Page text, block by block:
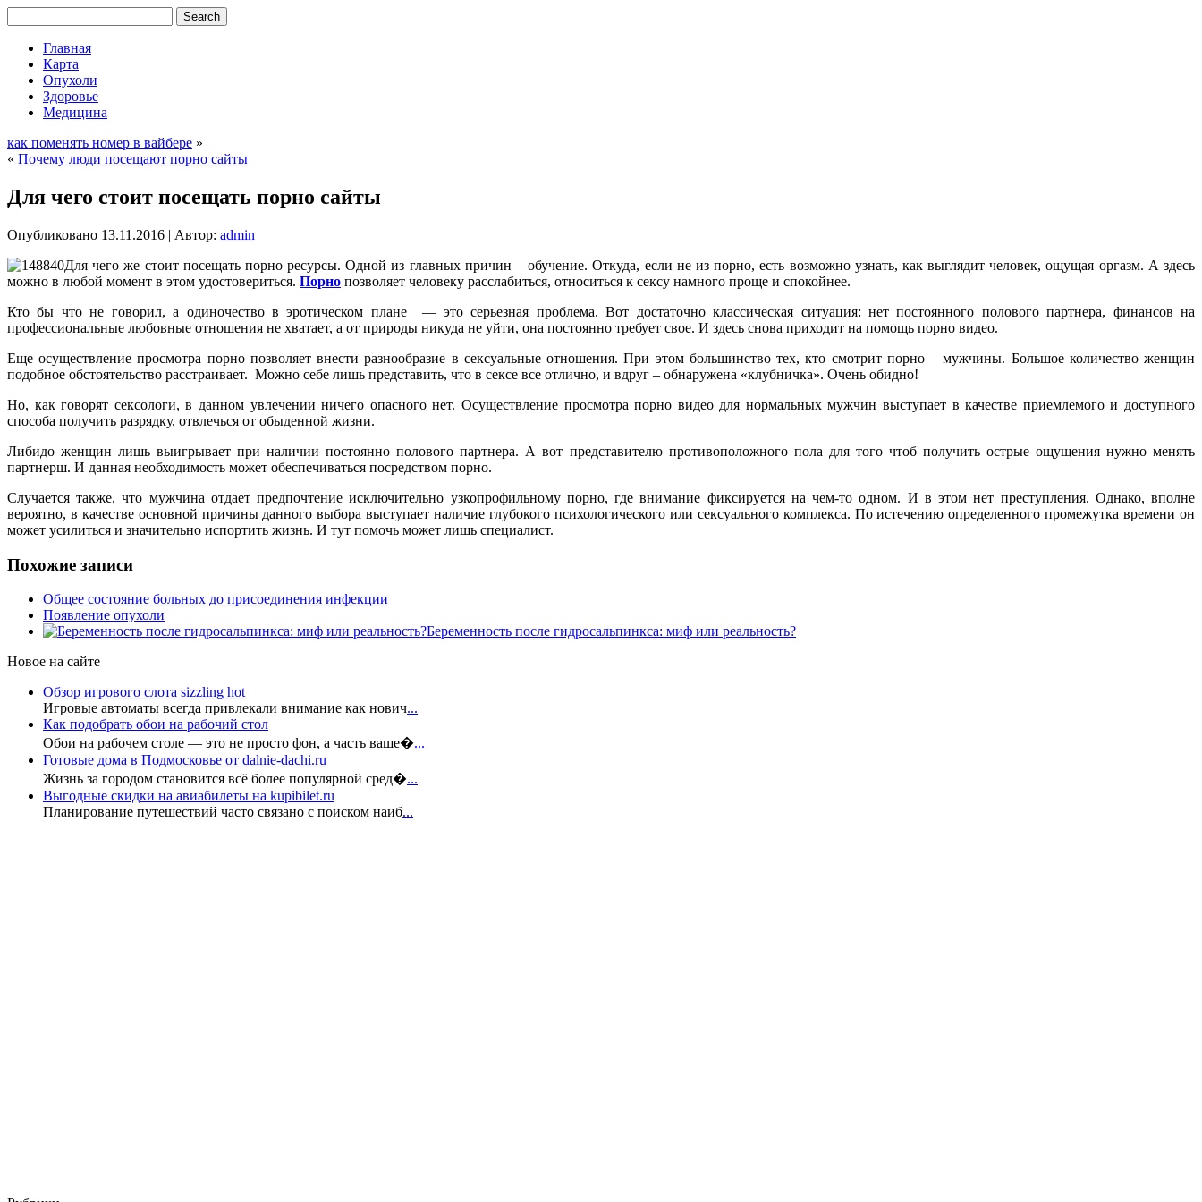
Главная
Карта
Опухоли
Здоровье
Медицина
как поменять номер в вайбере »
« Почему люди посещают порно сайты
Для чего стоит посещать порно сайты
Опубликовано 13.11.2016 | Автор: admin
Для чего же стоит посещать порно ресурсы. Одной из главных причин – обучение. Откуда, если не из порно, есть возможно узнать, как выглядит человек, ощущая оргазм. А здесь
можно в любой момент в этом удостовериться. Порно позволяет человеку расслабиться, относиться к сексу намного проще и спокойнее.
Кто бы что не говорил, а одиночество в эротическом плане — это серьезная проблема. Вот достаточно классическая ситуация: нет постоянного полового партнера, финансов на
профессиональные любовные отношения не хватает, а от природы никуда не уйти, она постоянно требует свое. И здесь снова приходит на помощь порно видео.
Еще осуществление просмотра порно позволяет внести разнообразие в сексуальные отношения. При этом большинство тех, кто смотрит порно – мужчины. Большое количество женщин
подобное обстоятельство расстраивает. Можно себе лишь представить, что в сексе все отлично, и вдруг – обнаружена «клубничка». Очень обидно!
Но, как говорят сексологи, в данном увлечении ничего опасного нет. Осуществление просмотра порно видео для нормальных мужчин выступает в качестве приемлемого и доступного
способа получить разрядку, отвлечься от обыденной жизни.
Либидо женщин лишь выигрывает при наличии постоянно полового партнера. А вот представителю противоположного пола для того чтоб получить острые ощущения нужно менять
партнерш. И данная необходимость может обеспечиваться посредством порно.
Случается также, что мужчина отдает предпочтение исключительно узкопрофильному порно, где внимание фиксируется на чем-то одном. И в этом нет преступления. Однако, вполне
вероятно, в качестве основной причины данного выбора выступает наличие глубокого психологического или сексуального комплекса. По истечению определенного промежутка времени он
может усилиться и значительно испортить жизнь. И тут помочь может лишь специалист.
Похожие записи
Общее состояние больных до присоединения инфекции
Появление опухоли
Беременность после гидросальпинкса: миф или реальность?
Новое на сайте
Обзор игрового слота sizzling hot
Игровые автоматы всегда привлекали внимание как нович...
Как подобрать обои на рабочий стол
Обои на рабочем столе — это не просто фон, а часть ваше�...
Готовые дома в Подмосковье от dalnie-dachi.ru
Жизнь за городом становится всё более популярной сред�...
Выгодные скидки на авиабилеты на kupibilet.ru
Планирование путешествий часто связано с поиском наиб...